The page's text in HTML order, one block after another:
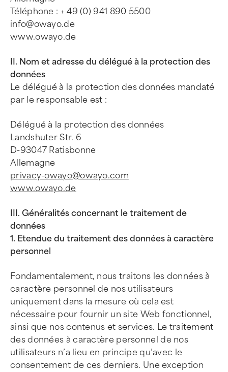
Téléphone : + 49 (0) 941 890 5500
info@owayo.de
www.owayo.de
II. Nom et adresse du délégué à la protection des
données
Le délégué à la protection des données mandaté
par le responsable est :
Délégué à la protection des données
Landshuter Str. 6
D-93047 Ratisbonne
Allemagne
privacy-owayo@owayo.com
www.owayo.de
III. Généralités concernant le traitement de
données
1. Etendue du traitement des données à caractère
personnel
Fondamentalement, nous traitons les données à
caractère personnel de nos utilisateurs
uniquement dans la mesure où cela est
nécessaire pour fournir un site Web fonctionnel,
ainsi que nos contenus et services. Le traitement
des données à caractère personnel de nos
utilisateurs n’a lieu en principe qu’avec le
consentement de ces derniers. Une exception